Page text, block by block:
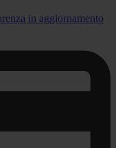
in aggiornamento